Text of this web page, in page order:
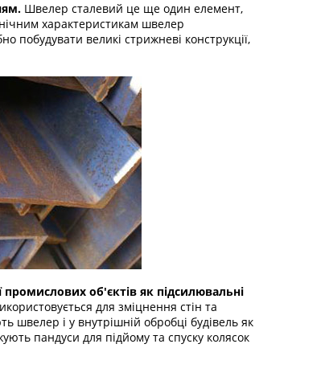
Швелер сталевий це ще один елемент,
характеристикам швелер
побудувати великі стрижневі конструкції,
промислових об'єктів як підсилювальні
для зміцнення стін та
швелер і у внутрішній обробці будівель як
пандуси для підйому та спуску колясок